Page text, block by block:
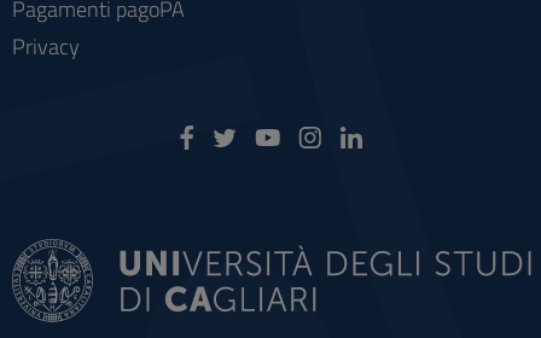
Pagamenti pagoPA
Privacy